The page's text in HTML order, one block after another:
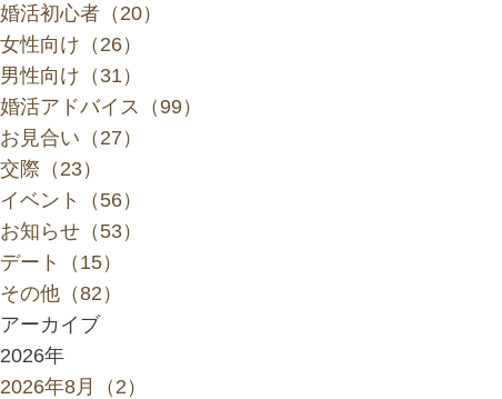
婚活初心者（20）
女性向け（26）
男性向け（31）
婚活アドバイス（99）
お見合い（27）
交際（23）
イベント（56）
お知らせ（53）
デート（15）
その他（82）
アーカイブ
2026年
2026年8月（2）